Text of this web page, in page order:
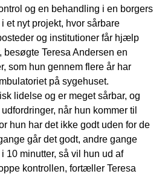
og en behandling i en borgers
et nyt projekt, hvor sårbare
og institutioner får hjælp
besøgte Teresa Andersen en
som hun gennem flere år har
på sygehuset.
lidelse og er meget sårbar, og
når hun kommer til
hun har det ikke godt uden for de
går det godt, andre gange
10 minutter, så vil hun ud af
kontrollen, fortæller Teresa